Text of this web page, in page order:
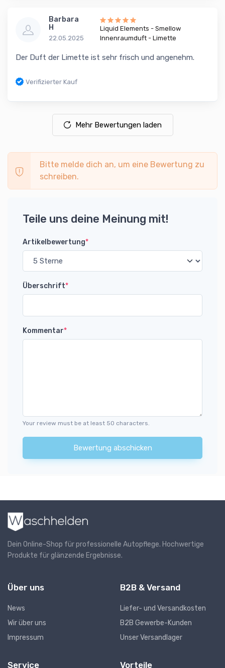
Barbara
H
22.05.2025
Liquid Elements - Smellow
Innenraumduft - Limette
Der Duft der Limette ist sehr frisch und angenehm.
Verifizierter Kauf
Mehr Bewertungen laden
Bitte melde dich an, um eine Bewertung zu
schreiben.
Teile uns deine Meinung mit!
Artikelbewertung*
Überschrift*
Kommentar*
Your review must be at least 50 characters.
Bewertung abschicken
Dein Online-Shop für professionelle Autopflege. Hochwertige
Produkte für glänzende Ergebnisse.
Über uns
News
Wir über uns
Impressum
B2B & Versand
Liefer- und Versandkosten
B2B Gewerbe-Kunden
Unser Versandlager
Service Vorteile